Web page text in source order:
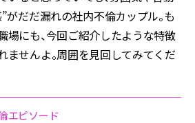
がだだ漏れの社内不倫カップル。も
場にも、今回ご紹介したような特徴
ませんよ。周囲を見回してみてくだ
エピソード